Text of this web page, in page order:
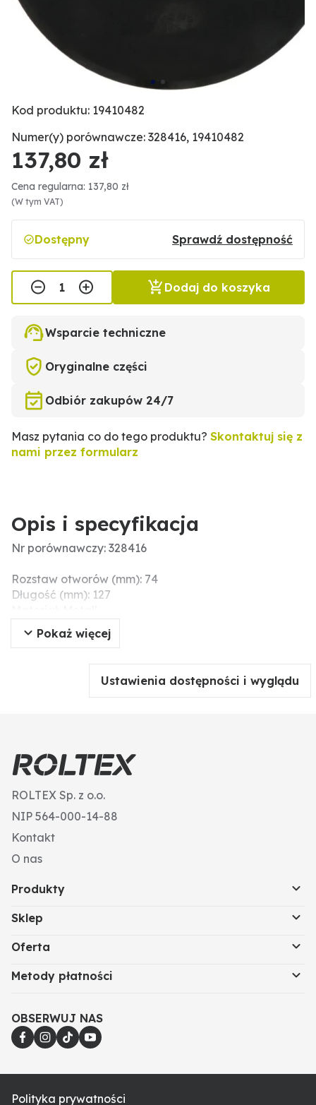
Kod produktu: 19410482
Numer(y) porównawcze: 328416, 19410482
137,80 zł
Cena regularna: 137,80 zł
(W tym VAT)
Dostępny Sprawdź dostępność
Dodaj do koszyka
Wsparcie techniczne
Oryginalne części
Odbiór zakupów 24/7
Masz pytania co do tego produktu? Skontaktuj się z
nami przez formularz
Opis i specyfikacja
Nr porównawczy: 328416
Rozstaw otworów (mm): 74
Długość (mm): 127
Liczba otworów: 2
Pokaż więcej
Ustawienia dostępności i wyglądu
ROLTEX Sp. z o.o.
NIP 564-000-14-88
Kontakt
O nas
Produkty
Sklep
Oferta
Metody płatności
OBSERWUJ NAS
Polityka prywatności